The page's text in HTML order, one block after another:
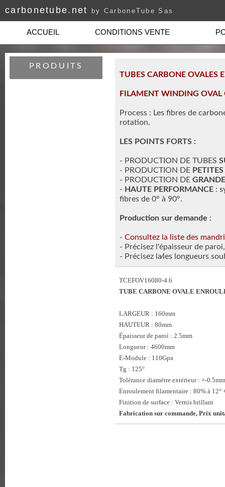
carbonetube.net by CarboneTube Sas
ACCUEIL CONDITIONS VENTE
PRODUITS
TUBES CARBONE OVALES
FILAMENT WINDING OVAL
Process : Les fibres de
rotation.
LES POINTS FORTS :
- PRODUCTION DE TUBES
- PRODUCTION DE
- PRODUCTION DE
- HAUTE PERFORMANCE :
fibres de 0° à 90°.
Production sur demande :
- Consultez la liste des
- Précisez l'épaisseur de paroi,
- Précisez la⁄les longueurs
TCEFOV16080-4.6
TUBE CARBONE OVALE
LARGEUR : 160mm
HAUTEUR : 80mm
Épaisseur de paroi : 2.5mm
Longueur : 4600mm
E-Module : 110Gpa
Tg : 125°
Tolérance diamètre extérieur : +-0.5mm
Enroulement filamentaire : 80% à 12°
Finition de surface : Vernis brillant
Fabrication sur commande, Prix